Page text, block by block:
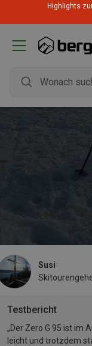
Highlights
Testbericht
Susi
„Der Zero G 95 ist im
leicht und trotzdem